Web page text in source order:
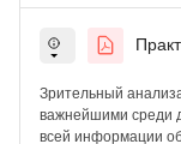
Зрительный
важнейшими среди
всей информации